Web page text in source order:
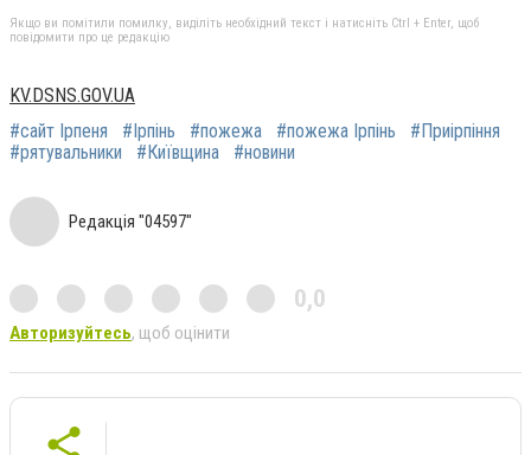
Якщо ви помітили помилку, виділіть необхідний текст і натисніть Ctrl + Enter, щоб
повідомити про це редакцію
KV.DSNS.GOV.UA
#сайт Ірпеня
#Ірпінь #пожежа #пожежа Ірпінь
#Приірпіння
#рятувальники
#Київщина #новини
Редакція "04597"
0,0
Авторизуйтесь, щоб оцінити